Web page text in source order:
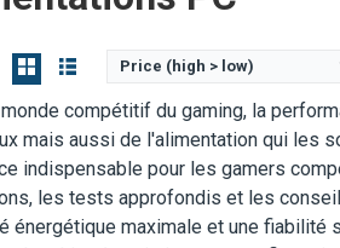
Price (high > low)
compétitif du gaming, la
mais aussi de l'alimentation qui les
indispensable pour les gamers
les tests approfondis et les
énergétique maximale et une fiabilité
d'efficacité énergétique:Certification